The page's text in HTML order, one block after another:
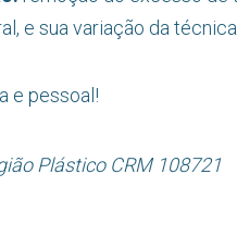
e sua variação da
e pessoal!
Plástico CRM 108721